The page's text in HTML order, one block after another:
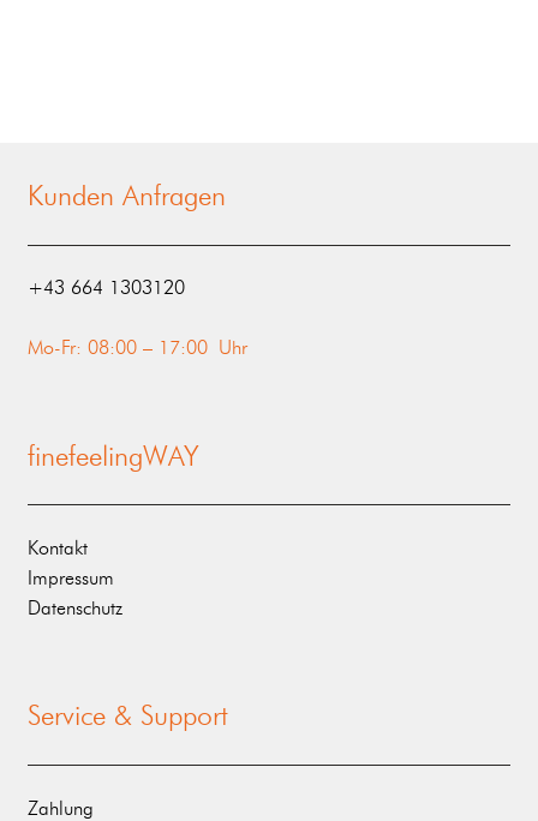
Kunden Anfragen
‭+43 664 1303120‬
Mo-Fr: 08:00 – 17:00 Uhr
finefeelingWAY
Kontakt
Impressum
Datenschutz
Service & Support
Zahlung